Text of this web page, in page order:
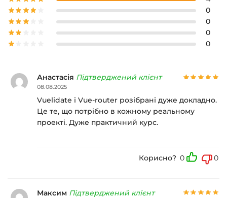
0
0
0
0
Анастасія Підтверджений клієнт
08.08.2025
Vuelidate і Vue-router розібрані дуже докладно.
Це те, що потрібно в кожному реальному
проекті. Дуже практичний курс.
Корисно? 0 0
Максим Підтверджений клієнт